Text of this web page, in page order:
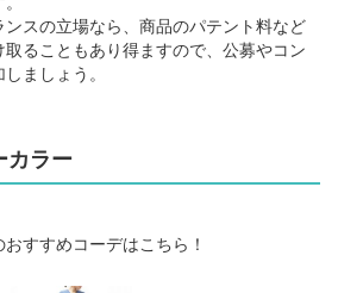
スの立場なら、商品のパテント料など
ることもあり得ますので、公募やコン
ましょう。
カラー
すすめコーデはこちら！